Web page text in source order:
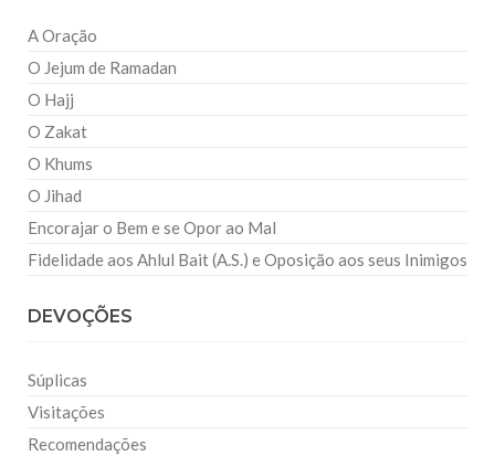
A Oração
O Jejum de Ramadan
O Hajj
O Zakat
O Khums
O Jihad
Encorajar o Bem e se Opor ao Mal
Fidelidade aos Ahlul Bait (A.S.) e Oposição aos seus Inimigos
DEVOÇÕES
Súplicas
Visitações
Recomendações